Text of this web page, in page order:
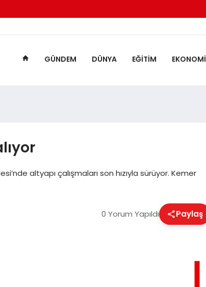
GÜNDEM DÜNYA EĞITIM EKONOMI
altyapı çalışmaları son hızıyla sürüyor. Kemer
0 Yorum Yapıldı Paylaş